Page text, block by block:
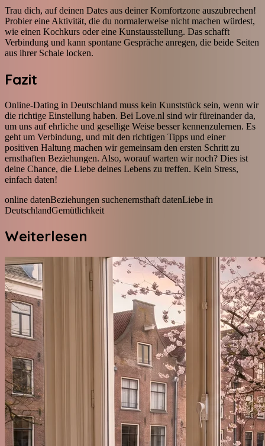
Trau dich, auf deinen Dates aus deiner Komfortzone auszubrechen!
Probier eine Aktivität, die du normalerweise nicht machen würdest,
wie einen Kochkurs oder eine Kunstausstellung. Das schafft
Verbindung und kann spontane Gespräche anregen, die beide Seiten
aus ihrer Schale locken.
Fazit
Online-Dating in Deutschland muss kein Kunststück sein, wenn wir
die richtige Einstellung haben. Bei Love.nl sind wir füreinander da,
um uns auf ehrliche und gesellige Weise besser kennenzulernen. Es
geht um Verbindung, und mit den richtigen Tipps und einer
positiven Haltung machen wir gemeinsam den ersten Schritt zu
ernsthaften Beziehungen. Also, worauf warten wir noch? Dies ist
deine Chance, die Liebe deines Lebens zu treffen. Kein Stress,
einfach daten!
online datenBeziehungen suchenernsthaft datenLiebe in
DeutschlandGemütlichkeit
Weiterlesen